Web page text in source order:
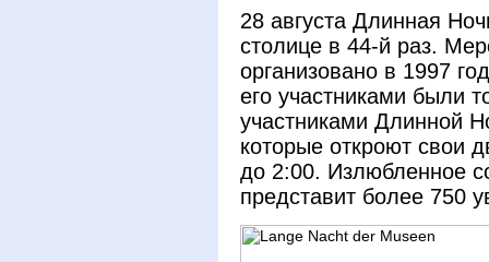
28 августа Длинная
столице в 44-й раз.
организовано в 1997
его участниками были
участниками Длинной
которые откроют свои
до 2:00. Излюбленное
представит более 750